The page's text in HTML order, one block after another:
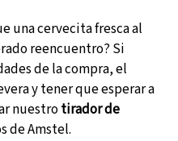
una cervecita fresca al
reencuentro? Si
de la compra, el
y tener que esperar a
nuestrotirador de
de Amstel.